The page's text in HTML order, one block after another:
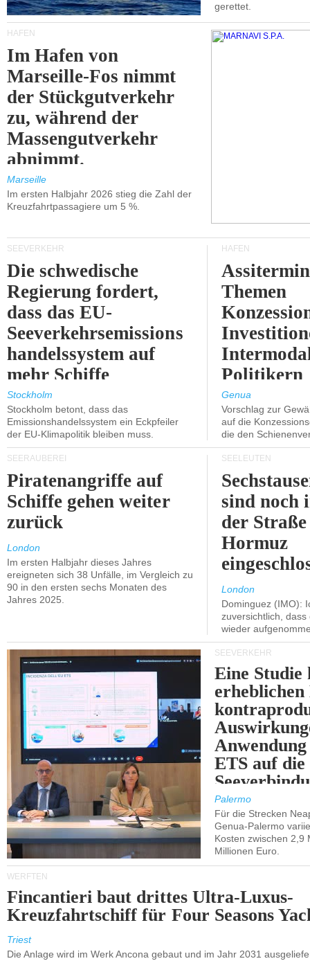
gerettet.
HÄFEN
Im Hafen von
Marseille-Fos nimmt
der Stückgutverkehr
zu, während der
Massengutverkehr
abnimmt.
Marseille
Im ersten Halbjahr 2026 stieg die Zahl der
Kreuzfahrtpassagiere um 5 %.
SEEVERKEHR
Die schwedische
Regierung fordert,
dass das EU-
Seeverkehrsemissions
handelssystem auf
mehr Schiffe
ausgeweitet wird.
Stockholm
Stockholm betont, dass das
Emissionshandelssystem ein Eckpfeiler
der EU-Klimapolitik bleiben muss.
HÄFEN
Themen
Politikern
Genua
Vorschlag zur
auf die
die den
SEERÄUBEREI
Piratenangriffe auf
Schiffe gehen weiter
zurück
London
Im ersten Halbjahr dieses Jahres
ereigneten sich 38 Unfälle, im Vergleich zu
90 in den ersten sechs Monaten des
Jahres 2025.
SEELEUTEN
sind noch
der
Hormuz
London
Dominguez (IMO):
zuversichtlich,
wieder
SEEVERKEHR
Eine Studie
ETS auf die
Palermo
Für die Strecken
Genua-Palermo
Kosten zwischen 2,9
Millionen Euro.
WERFTEN
Fincantieri baut drittes Ultra-Luxus-
Kreuzfahrtschiff für Four Seasons
Triest
Die Anlage wird im Werk Ancona gebaut und im Jahr 2031